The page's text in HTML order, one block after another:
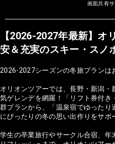
画面共有
【2026-2027年最新】オ
安＆充実のスキー・スノ
2026-2027シーズンの冬旅プランは
オリオンツアーでは、長野・新潟・
気ゲレンデを網羅！「リフト券付
群プランから、「温泉宿でゆった
にぴったりの冬の思い出作りをサポ
学生の卒業旅行やサークル合宿、年